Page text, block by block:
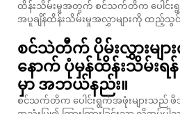
ထိန်းသိမ်းမှုအတွက် စင်သက်တိက ပေါင်းရွ
အပူချိန်ထိန်းသိမ်းမှုအလွှာများကို ထည့်သွင်
စင်သဲတီက် ပိုမ်းလွှားမျာ
နောက် ပုံမှန်ထိန်းသိမ်းရ
မှာ အဘယ်နည်း။
စင်သက်တိက ပေါင်းရွက်အဖုံးများသည် ဖိ